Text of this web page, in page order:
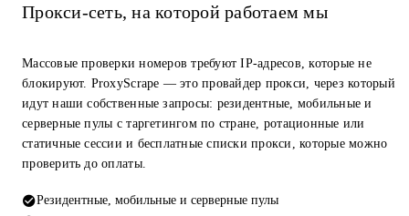
Прокси-сеть, на которой работаем мы
Массовые проверки номеров требуют IP-адресов, которые не
блокируют. ProxyScrape — это провайдер прокси, через который
идут наши собственные запросы: резидентные, мобильные и
серверные пулы с таргетингом по стране, ротационные или
статичные сессии и бесплатные списки прокси, которые можно
проверить до оплаты.
Резидентные, мобильные и серверные пулы